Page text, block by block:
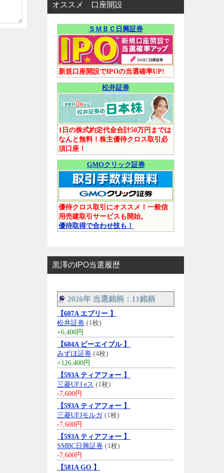
オススメ 口座開設
ＳＭＢＣ日興証券
新規口座開設でIPOの当選確率UP!
松井証券
1日の株式約定代金合計50万円までは
なんと無料！株主優待クロス取引必
須口座！
GMOクリック証券
優待クロス取引にオススメ！一般信
用売建取引サービスも開始。
優待取得で合わせ技も！
黒澤のIPO当選履歴
2026年 当選銘柄：11銘柄
【607A エブリー 】
松井証券 (1枚)
+6,400円
【604A ビーエイブル 】
みずほ証券 (4枚)
+126,400円
【593A ティアフォー 】
三菱UFJ eス (1枚)
-7,600円
【593A ティアフォー 】
三菱UFJモルガ(1枚)
-7,600円
【593A ティアフォー 】
SMBC日興証券 (1枚)
-7,600円
【581A GO 】